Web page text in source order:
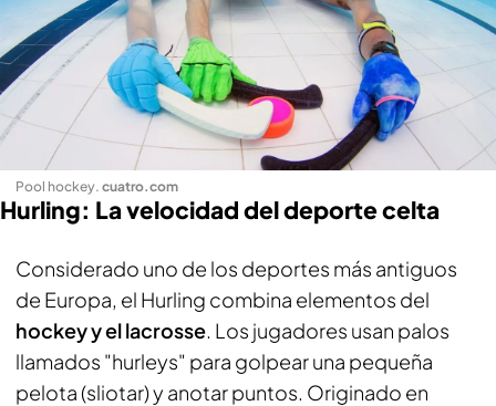
Pool hockey. cuatro.com
Hurling: La velocidad del deporte celta
Considerado uno de los deportes más antiguos
de Europa, el Hurling combina elementos del
hockey y el lacrosse. Los jugadores usan palos
llamados "hurleys" para golpear una pequeña
pelota (sliotar) y anotar puntos. Originado en